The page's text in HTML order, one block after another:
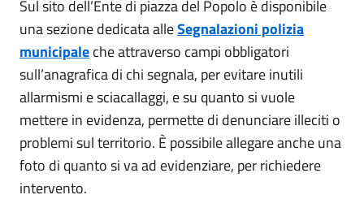
Sul sito dell’Ente di piazza del Popolo è disponibile
una sezione dedicata alleSegnalazioni polizia
municipaleche attraverso campi obbligatori
sull’anagrafica di chi segnala, per evitare inutili
allarmismi e sciacallaggi, e su quanto si vuole
mettere in evidenza, permette di denunciare illeciti o
problemi sul territorio. È possibile allegare anche una
foto di quanto si va ad evidenziare, per richiedere
intervento.